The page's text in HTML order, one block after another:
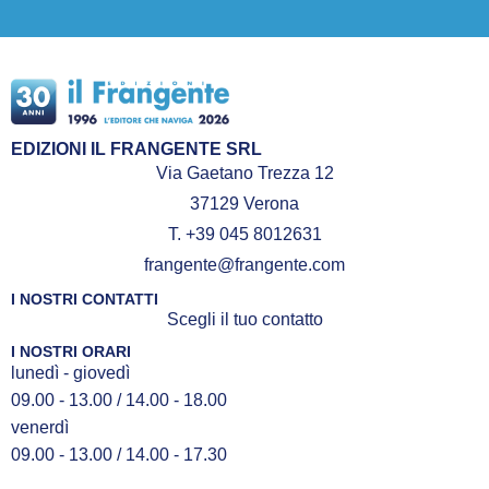
EDIZIONI IL FRANGENTE SRL
Via Gaetano Trezza 12
37129 Verona
T. +39 045 8012631
frangente@frangente.com
I NOSTRI CONTATTI
Scegli il tuo contatto
I NOSTRI ORARI
lunedì - giovedì
09.00 - 13.00 / 14.00 - 18.00
venerdì
09.00 - 13.00 / 14.00 - 17.30